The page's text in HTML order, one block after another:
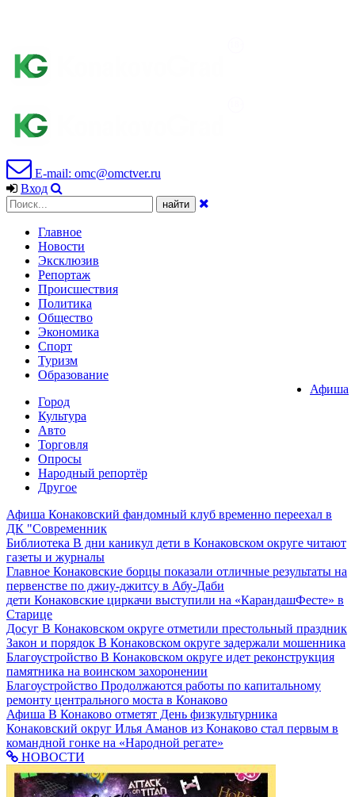
E-mail: omc@omctver.ru
Вход
Главное
Новости
Эксклюзив
Репортаж
Происшествия
Политика
Общество
Экономика
Спорт
Туризм
Образование
Афиша
Город
Культура
Авто
Торговля
Опросы
Народный репортёр
Другое
Афиша Конаковский фандомный клуб временно переехал в
ДК "Современник
Библиотека В дни каникул дети в Конаковском округе читают
газеты и журналы
Главное Конаковские борцы показали отличные результаты на
первенстве по джиу-джитсу в Абу-Даби
дети Конаковские циркачи выступили на «КарандашФесте» в
Старице
Досуг В Конаковском округе отметили престольный праздник
Закон и порядок В Конаковском округе задержали мошенника
Благоустройство В Конаковском округе идет реконструкция
памятника на воинском захоронении
Благоустройство Продолжаются работы по капитальному
ремонту центрального моста в Конаково
Афиша В Конаково отметят День физкультурника
Конаковский округ Илья Аманов из Конаково стал первым в
командной гонке на «Народной регате»
НОВОСТИ